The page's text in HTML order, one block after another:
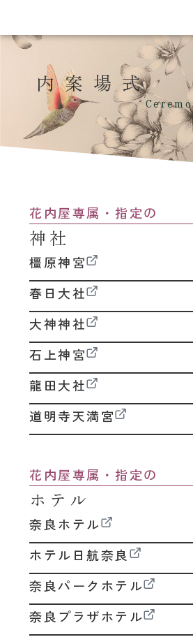
式場案内
花内屋専属・指定の
神社
橿原神宮
春日大社
大神神社
石上神宮
龍田大社
道明寺天満宮
花内屋専属・指定の
ホテル
奈良ホテル
ホテル日航奈良
奈良パークホテル
奈良プラザホテル